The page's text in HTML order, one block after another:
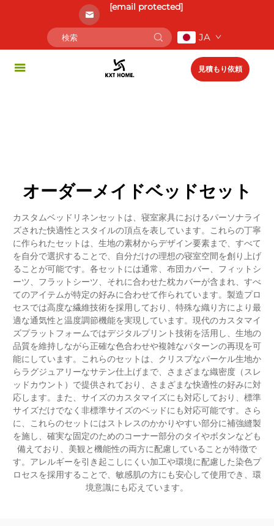
[email protected]
JA
見積もり依頼
オーダーメイドベッドセット
カスタムベッドリネンセットは、寝室家具におけるパーソナライ
ズされた快適性とスタイルの頂点を表しています。これらの丁寧
に作られたセットは、生地の素材からデザイン要素まで、すべて
を自分で選択することで、自分だけの理想の寝室空間を創り上げ
ることが可能です。各セットには通常、布団カバー、フィットシ
ーツ、フラットシーツ、それに合わせた枕カバーが含まれ、すべ
てのアイテムが特定の好みに合わせて作られています。製造プロ
セスでは高度な繊維技術を採用しており、特殊な織り方により最
適な通気性と温度調節機能を実現しています。現代のカスタマイ
ズプラットフォームではデジタルプリント技術を活用し、生地の
品質を維持しながら正確な色合わせや複雑なパターンの再現を可
能にしています。これらのセットは、クリスプなパーケル生地か
らラグジュアリーなサテン仕上げまで、さまざまな織密度（スレ
ッドカウント）で提供されており、さまざまな快適性の好みに対
応します。また、サイズのカスタマイズにも対応しており、標準
サイズだけでなく非標準サイズのベッドにも対応可能です。さら
に、これらのセットにはストレスのかかりやすい部分に補強縫製
を施し、確実な固定のためのコーナー部分のタイやボタンなども
備えており、美観と機能性の両方に配慮していることが特徴で
す。アレルギーを引き起こしにくい加工や環境に配慮した染色プ
ロセスを採用することで、敏感肌の方にも安心して使用でき、環
境意識にも応えています。